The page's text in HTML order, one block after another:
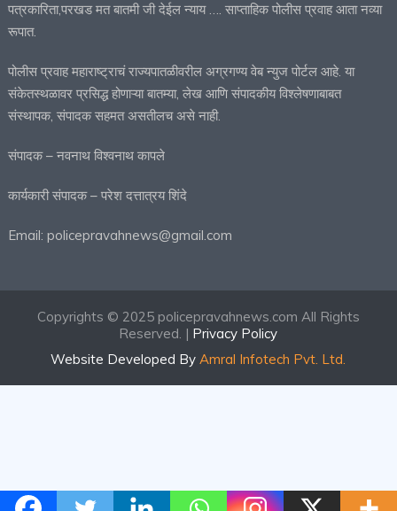
पत्रकारिता,परखड मत बातमी जी देईल न्याय …. साप्ताहिक पोलीस प्रवाह आता नव्या
रूपात.
पोलीस प्रवाह महाराष्ट्राचं राज्यपातळीवरील अग्रगण्य वेब न्युज पोर्टल आहे. या
संकेतस्थळावर प्रसिद्ध होणाऱ्या बातम्या, लेख आणि संपादकीय विश्लेषणाबाबत
संस्थापक, संपादक सहमत असतीलच असे नाही.
संपादक – नवनाथ विश्वनाथ कापले
कार्यकारी संपादक – परेश दत्तात्रय शिंदे
Email: policepravahnews@gmail.com
Copyrights © 2025 policepravahnews.com All Rights
Reserved. | Privacy Policy
Website Developed ByAmral Infotech Pvt. Ltd.